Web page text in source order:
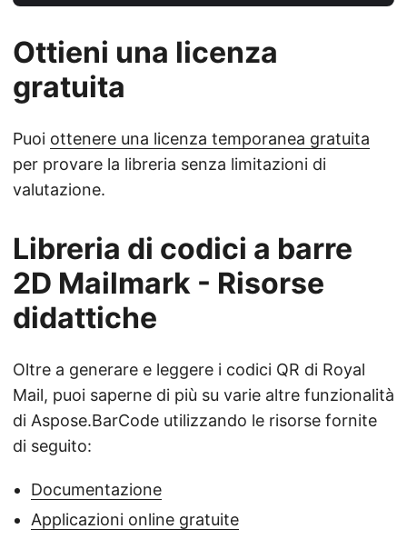
Ottieni una licenza
gratuita
Puoi ottenere una licenza temporanea gratuita
per provare la libreria senza limitazioni di
valutazione.
Libreria di codici a barre
2D Mailmark - Risorse
didattiche
Oltre a generare e leggere i codici QR di Royal
Mail, puoi saperne di più su varie altre funzionalità
di Aspose.BarCode utilizzando le risorse fornite
di seguito:
Documentazione
Applicazioni online gratuite